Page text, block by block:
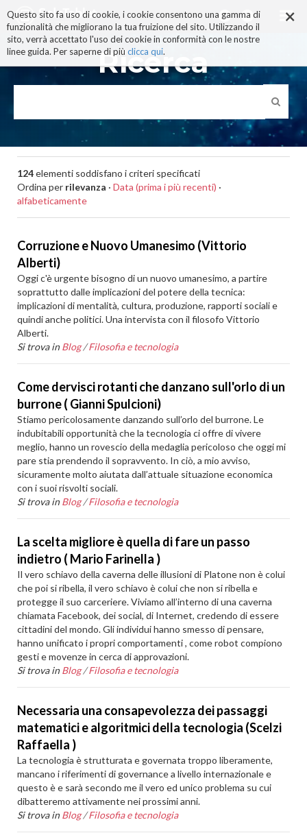
×
Questo sito fa uso di cookie, i cookie consentono una gamma di
funzionalità che migliorano la tua fruizione del sito. Utilizzando il
sito, verrà accettato l'uso dei cookie in conformità con le nostre
linee guida. Per saperne di più clicca qui.
ai
contenuti.
|
alla
navigazione
Ricerca
124elementi soddisfano i criteri specificati
Ordina per rilevanza · Data (prima i più recenti) ·
alfabeticamente
Corruzione e Nuovo Umanesimo (Vittorio
Alberti)
Oggi c'è urgente bisogno di un nuovo umanesimo, a partire
soprattutto dalle implicazioni del potere della tecnica:
implicazioni di mentalità, cultura, produzione, rapporti sociali e
quindi anche politici. Una intervista con il filosofo Vittorio
Alberti.
Si trova in Blog /Filosofia e tecnologia
Come dervisci rotanti che danzano sull'orlo di un
burrone ( Gianni Spulcioni)
Stiamo pericolosamente danzando sull’orlo del burrone. Le
indubitabili opportunità che la tecnologia ci offre di vivere
meglio, hanno un rovescio della medaglia pericoloso che oggi mi
pare stia prendendo il sopravvento. In ciò, a mio avviso,
sicuramente molto aiutata dall’attuale situazione economica
con i suoi risvolti sociali.
Si trova in Blog /Filosofia e tecnologia
La scelta migliore è quella di fare un passo
indietro ( Mario Farinella )
Il vero schiavo della caverna delle illusioni di Platone non è colui
che poi si ribella, il vero schiavo è colui che non si ribella e
protegge il suo carceriere. Viviamo all’interno di una caverna
chiamata Facebook, dei social, di Internet, credendo di essere
cittadini del mondo. Gli individui hanno smesso di pensare,
hanno unificato i propri comportamenti , come robot compiono
gesti e movenze in cerca di approvazioni.
Si trova in Blog /Filosofia e tecnologia
Necessaria una consapevolezza dei passaggi
matematici e algoritmici della tecnologia (Scelzi
Raffaella )
La tecnologia è strutturata e governata troppo liberamente,
mancano i riferimenti di governance a livello internazionale e
questo è e sarà secondo me il vero ed unico problema su cui
dibatteremo attivamente nei prossimi anni.
Si trova in Blog /Filosofia e tecnologia